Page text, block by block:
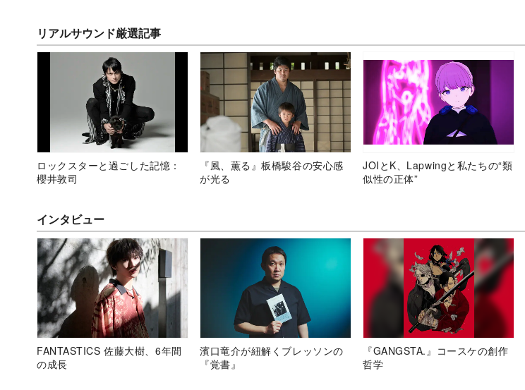
リアルサウンド厳選記事
ロックスターと過ごした記憶：
櫻井敦司
『風、薫る』板橋駿谷の安心感
が光る
JOIとK、Lapwingと私たちの“類
似性の正体”
インタビュー
FANTASTICS 佐藤大樹、6年間
の成長
濱口竜介が紐解くブレッソンの
『覚書』
『GANGSTA.』コースケの創作
哲学